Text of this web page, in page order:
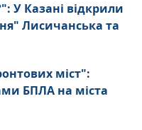
У Казані відкрили
Лисичанська та
міст":
БПЛА на міста